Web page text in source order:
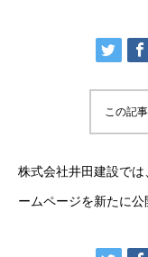
この記
株式会社井田建設で
ームページを新たに公